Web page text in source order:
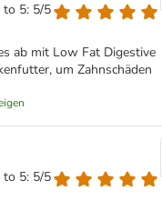
to 5: 5/5
ab mit Low Fat Digestive
um Zahnschäden
to 5: 5/5